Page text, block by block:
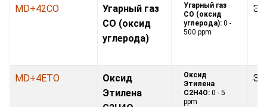
MD+42CO
Угарный газ
CO (оксид
углерода)
Угарный газ
CO (оксид
углерода): 0 -
500 ppm
MD+4ETO
Оксид
Этилена
Оксид
Этилена
С2H4O: 0 - 5
ppm